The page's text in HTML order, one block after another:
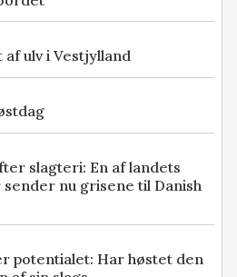
ulv i Vestjylland
slagteri: En af landets
nu grisene til Danish
potentialet: Har høstet den